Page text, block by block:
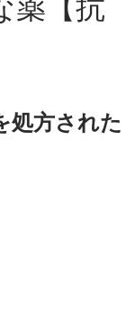
処方された